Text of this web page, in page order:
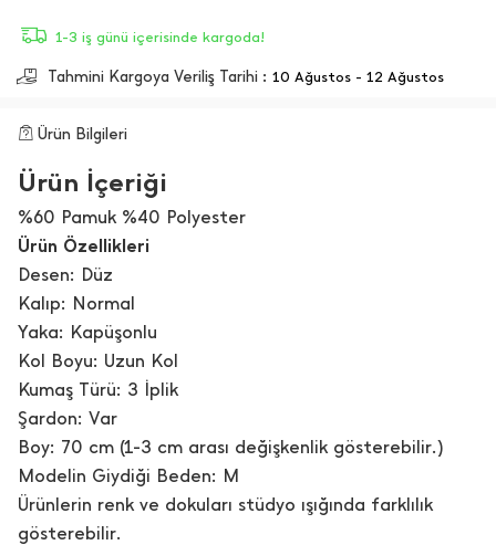
1-3 iş günü içerisinde kargoda!
Tahmini Kargoya Veriliş Tarihi : 10 Ağustos - 12 Ağustos
Ürün Bilgileri
Ürün İçeriği
%60 Pamuk %40 Polyester
Ürün Özellikleri
Desen: Düz
Kalıp: Normal
Yaka: Kapüşonlu
Kol Boyu: Uzun Kol
Kumaş Türü: 3 İplik
Şardon: Var
Boy: 70 cm (1-3 cm arası değişkenlik gösterebilir.)
Modelin Giydiği Beden: M
Ürünlerin renk ve dokuları stüdyo ışığında farklılık
gösterebilir.